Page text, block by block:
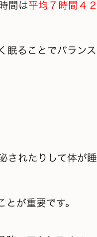
間は平均７時間４２
眠ることでバランス
されたりして体が睡
が重要です。